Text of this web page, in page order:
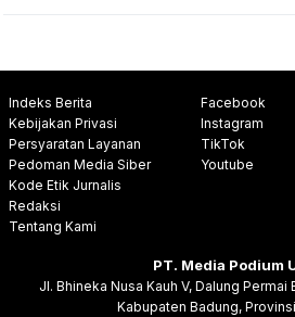
Indeks Berita
Kebijakan Privasi
Persyaratan Layanan
Pedoman Media Siber
Kode Etik Jurnalis
Redaksi
Tentang Kami
Facebook
Instagram
TikTok
Youtube
PT. Media Podium
Jl. Bhineka Nusa Kauh V, Dalung Permai
Kabupaten Badung,